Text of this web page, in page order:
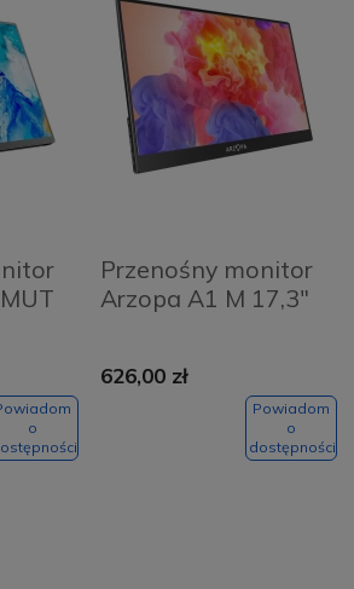
o
Przenośny monitor
Arzopa A1 M 17,3"
626,00 zł
Powiadom
o
dostępności